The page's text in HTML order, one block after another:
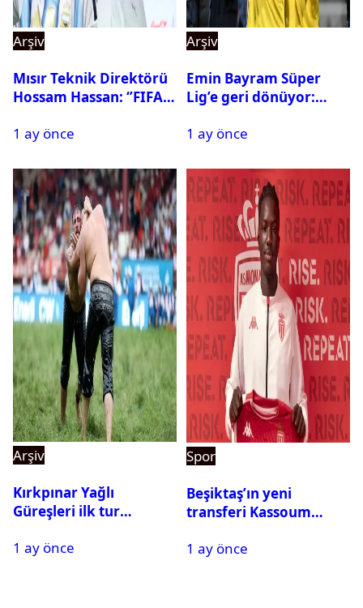
Arşiv
Mısır Teknik Direktörü
Hossam Hassan: ‘’FIFA,
istemiyor’’
1 ay önce
Arşiv
Emin Bayram Süper
Lig’e geri dönüyor:
1 ay önce
Arşiv
Kırkpınar Yağlı
Güreşleri ilk tur
2. tura geçen
1 ay önce
Spor
Beşiktaş’ın yeni
transferi Kassoum
gelecek? Resmi
1 ay önce